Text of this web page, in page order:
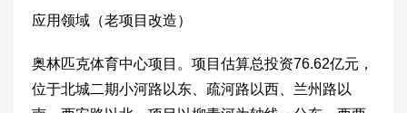
应用领域（老项目改造）
奥林匹克体育中心项目。项目估算总投资76.62亿元，
位于北城二期小河路以东、疏河路以西、兰州路以